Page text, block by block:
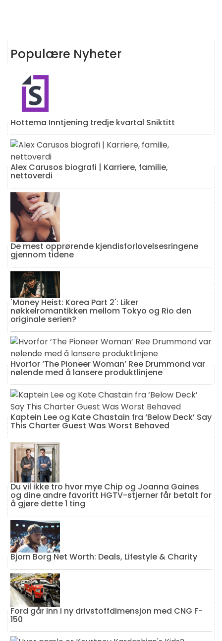
Populære Nyheter
Hottema Inntjening tredje kvartal Sniktitt
Alex Carusos biografi | Karriere, familie,
nettoverdi
De mest opprørende kjendisforlovelsesringene
gjennom tidene
'Money Heist: Korea Part 2': Liker
nøkkelromantikken mellom Tokyo og Rio den
originale serien?
Hvorfor ‘The Pioneer Woman’ Ree Drummond var
nølende med å lansere produktlinjene
Kaptein Lee og Kate Chastain fra ‘Below Deck’ Say
This Charter Guest Was Worst Behaved
Du vil ikke tro hvor mye Chip og Joanna Gaines
og dine andre favoritt HGTV-stjerner får betalt for
å gjøre dette 1 ting
Bjorn Borg Net Worth: Deals, Lifestyle & Charity
Ford går inn i ny drivstoffdimensjon med CNG F-
150